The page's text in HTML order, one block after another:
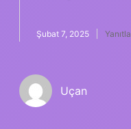
Şubat 7, 2025 Yanıtla
Uçan